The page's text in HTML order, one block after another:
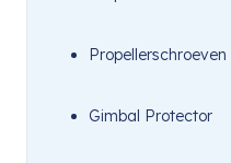
Propellerschroeven
Gimbal Protector